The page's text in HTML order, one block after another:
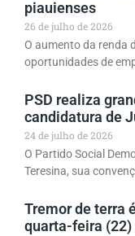
piauienses
26 de julho de 2026
O aumento da renda
oportunidades de
PSD realiza
candidatura de
24 de julho de 2026
O Partido Social
Teresina, sua
Tremor de terra
quarta-feira (22)